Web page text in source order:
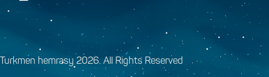
Turkmen hemrasy 2026. All Rights Reserved